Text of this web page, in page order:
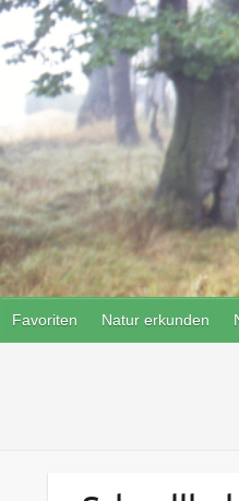
t
e
n
Favoriten Natur erkunden